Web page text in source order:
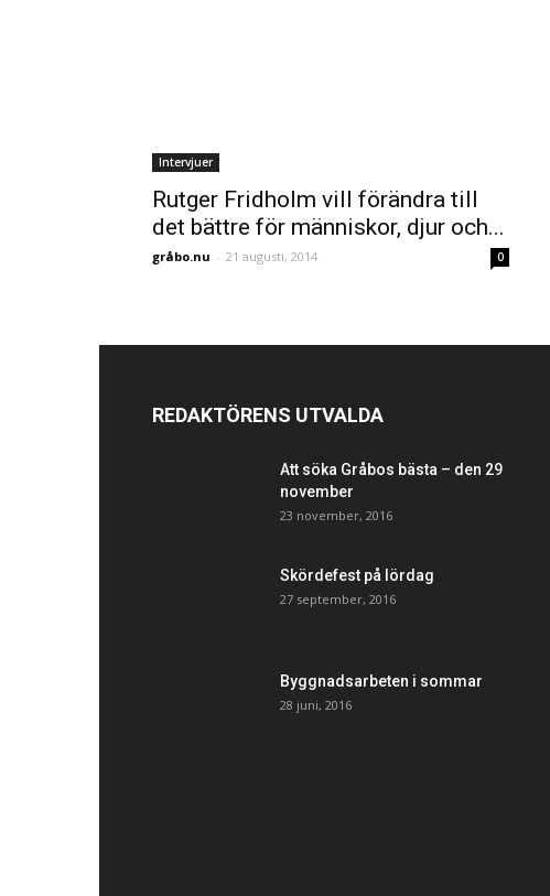
Intervjuer
Rutger Fridholm vill förändra till
det bättre för människor, djur och...
gråbo.nu - 21 augusti, 2014 0
REDAKTÖRENS UTVALDA
Att söka Gråbos bästa – den 29
november
23 november, 2016
Skördefest på lördag
27 september, 2016
Byggnadsarbeten i sommar
28 juni, 2016